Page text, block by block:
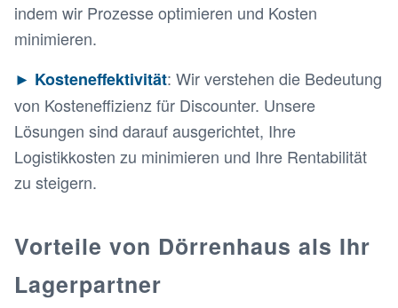
indem wir Prozesse optimieren und Kosten
minimieren.
► Kosteneffektivität: Wir verstehen die Bedeutung
von Kosteneffizienz für Discounter. Unsere
Lösungen sind darauf ausgerichtet, Ihre
Logistikkosten zu minimieren und Ihre Rentabilität
zu steigern.
Vorteile von Dörrenhaus als Ihr
Lagerpartner